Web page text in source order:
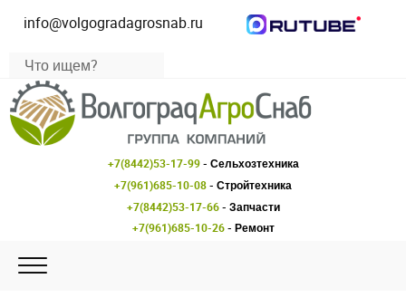
info@volgogradagrosnab.ru
+7(8442)53-17-99- Сельхозтехника
+7(961)685-10-08- Стройтехника
+7(8442)53-17-66- Запчасти
+7(961)685-10-26- Ремонт